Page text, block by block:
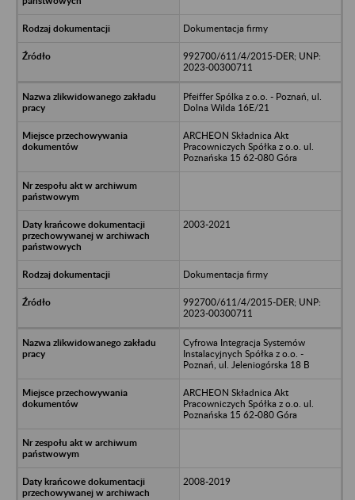
Dokumentacja firmy
992700/611/4/2015-DER; UNP:
2023-00300711
Pfeiffer Spólka z o.o. - Poznań, ul.
Dolna Wilda 16E/21
ARCHEON Składnica Akt
Pracowniczych Spółka z o.o. ul.
Poznańska 15 62-080 Góra
2003-2021
Dokumentacja firmy
992700/611/4/2015-DER; UNP:
2023-00300711
Cyfrowa Integracja Systemów
Instalacyjnych Spółka z o.o. -
Poznań, ul. Jeleniogórska 18 B
ARCHEON Składnica Akt
Pracowniczych Spółka z o.o. ul.
Poznańska 15 62-080 Góra
2008-2019